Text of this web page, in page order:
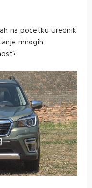
na početku urednik
mnogih